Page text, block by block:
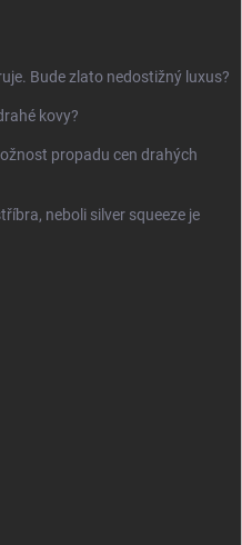
Bude zlato nedostižný luxus?
kovy?
propadu cen drahých
neboli silver squeeze je